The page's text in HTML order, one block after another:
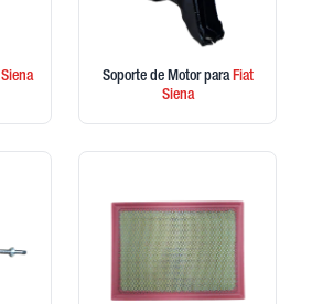
Siena Soporte de Motor paraFiat
Siena